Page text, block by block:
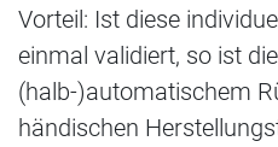
Vorteil: Ist diese
einmal validiert, so ist
(halb-)automatischem
händischen